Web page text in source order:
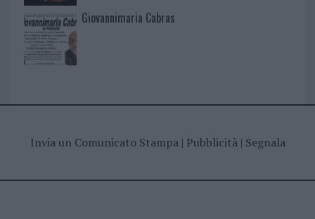
Giovannimaria Cabras
Invia un Comunicato Stampa| Pubblicità| Segnala